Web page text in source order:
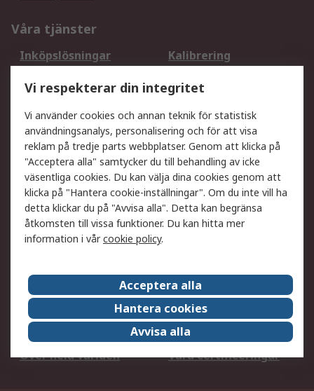
Våra tjänster
Inköpslösningar
Kalibrering
DesignSpark
Teknisk Support
Ditt lokala säljteam
Exportlösningar
Support
Få hjälp
Retur av varor
Leverans
Spåra din order
Begär en fakturakopi
Fördelar med RS-konto
Betalningsalternativ
Om RS
Försäljningsvillkor
Det juridiska
Press Centre
Jobba hos RS
ESG
Över hela världen
Våra certificeringar
Vi respekterar din integritet
Vi använder cookies och annan teknik för statistisk
användningsanalys, personalisering och för att visa
reklam på tredje parts webbplatser. Genom att klicka på
"Acceptera alla" samtycker du till behandling av icke
väsentliga cookies. Du kan välja dina cookies genom att
klicka på "Hantera cookie-inställningar". Om du inte vill ha
detta klickar du på "Avvisa alla". Detta kan begränsa
åtkomsten till vissa funktioner. Du kan hitta mer
information i vårcookie policy.
Acceptera alla
Hantera cookies
Avvisa alla